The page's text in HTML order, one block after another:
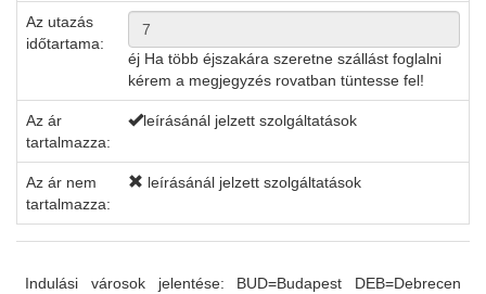
Az utazás
időtartama:
éj Ha több éjszakára szeretne szállást foglalni
kérem a megjegyzés rovatban tüntesse fel!
Az ár
tartalmazza:
leírásánál jelzett szolgáltatások
Az ár nem
tartalmazza:
leírásánál jelzett szolgáltatások
Indulási városok jelentése: BUD=Budapest DEB=Debrecen